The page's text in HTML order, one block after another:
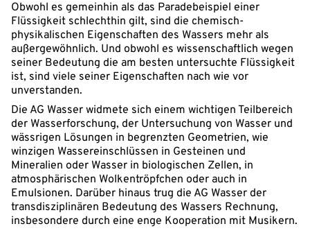
Obwohl es gemeinhin als das Paradebeispiel einer
Flüssigkeit schlechthin gilt, sind die chemisch-
physikalischen Eigenschaften des Wassers mehr als
außergewöhnlich. Und obwohl es wissenschaftlich wegen
seiner Bedeutung die am besten untersuchte Flüssigkeit
ist, sind viele seiner Eigenschaften nach wie vor
unverstanden.
Die AG Wasser widmete sich einem wichtigen Teilbereich
der Wasserforschung, der Untersuchung von Wasser und
wässrigen Lösungen in begrenzten Geometrien, wie
winzigen Wassereinschlüssen in Gesteinen und
Mineralien oder Wasser in biologischen Zellen, in
atmosphärischen Wolkentröpfchen oder auch in
Emulsionen. Darüber hinaus trug die AG Wasser der
transdisziplinären Bedeutung des Wassers Rechnung,
insbesondere durch eine enge Kooperation mit Musikern.